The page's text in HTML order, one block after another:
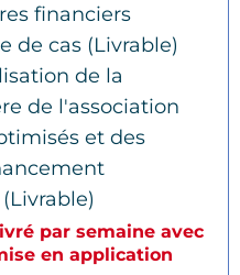
financiers
de cas (Livrable)
de la
de l'association
et des
par semaine avec
en application